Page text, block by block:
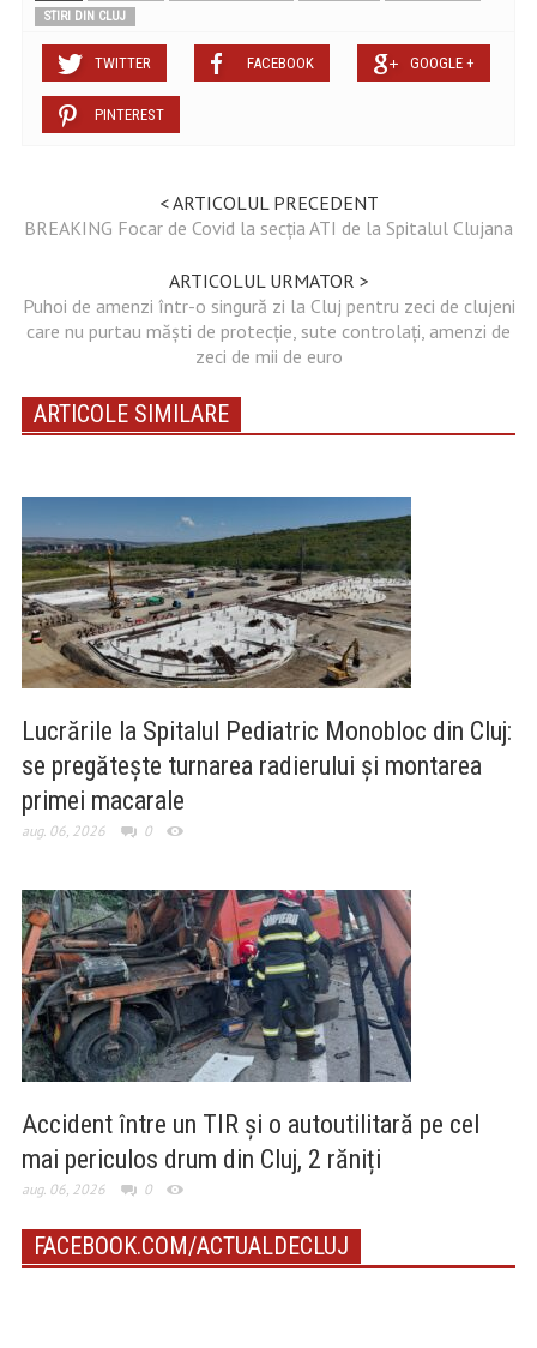
STIRI DIN CLUJ
TWITTER FACEBOOK GOOGLE +
PINTEREST
< ARTICOLUL PRECEDENT
BREAKING Focar de Covid la secția ATI de la Spitalul Clujana
ARTICOLUL URMATOR >
Puhoi de amenzi într-o singură zi la Cluj pentru zeci de clujeni
care nu purtau măști de protecție, sute controlați, amenzi de
zeci de mii de euro
ARTICOLE SIMILARE
Lucrările la Spitalul Pediatric Monobloc din Cluj:
se pregătește turnarea radierului și montarea
primei macarale
aug. 06, 2026 0
Accident între un TIR și o autoutilitară pe cel
mai periculos drum din Cluj, 2 răniți
aug. 06, 2026 0
FACEBOOK.COM/ACTUALDECLUJ